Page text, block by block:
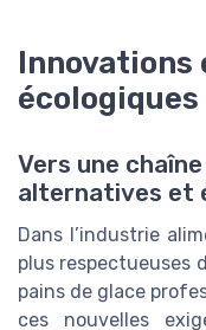
écologiques
Vers une
alternatives et
Dans l’industrie
plus respectueuses
pains de glace
ces nouvelles